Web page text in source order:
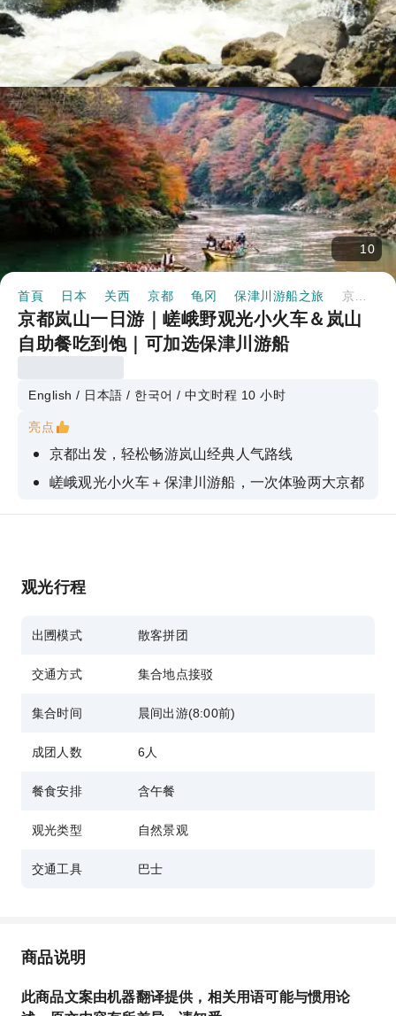
10
首頁 日本 关西 京都 龟冈 保津川游船之旅
京都岚山一日游｜嵯峨野观光小火车＆岚山
自助餐吃到饱｜可加选保津川游船
English / 日本語 / 한국어 / 中文时程 10 小时
亮点
京都出发，轻松畅游岚山经典人气路线
嵯峨观光小火车＋保津川游船，一次体验两大京都
野宫神社等热门景点
观光行程
出圑模式 散客拼团
交通方式 集合地点接驳
集合时间 晨间出游(8:00前)
成团人数 6人
餐食安排 含午餐
观光类型 自然景观
交通工具 巴士
商品说明
此商品文案由机器翻译提供，相关用语可能与惯用论